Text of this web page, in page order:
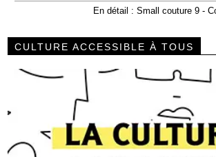
En détail : Small couture 9 -
CULTURE ACCESSIBLE À TOUS